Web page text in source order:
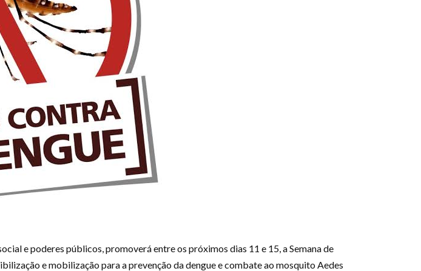
e poderes públicos, promoverá entre os próximos dias 11 e 15, a Semana de
e mobilização para a prevenção da dengue e combate ao mosquito Aedes